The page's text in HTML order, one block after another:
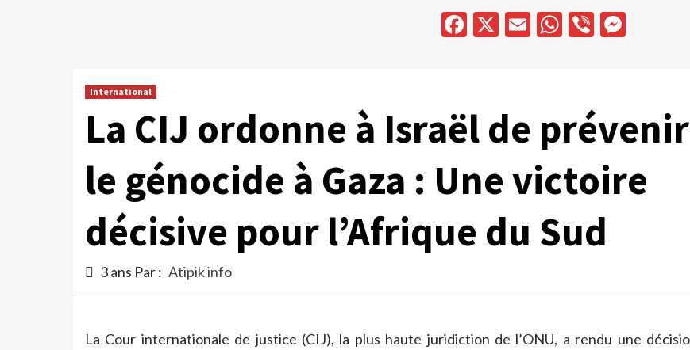
Facebook
X EmailWhatsApp
Viber
International
La CIJ ordonne à Israël de prévenir
le génocide à Gaza : Une victoire
décisive pour l’Afrique du Sud
3 ans Par : Atipik info
La Cour internationale de justice (CIJ), la plus haute juridiction de l’ONU, a rendu une